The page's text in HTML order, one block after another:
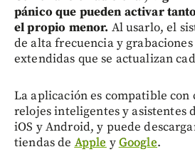
pánico que pueden activar
el propio menor. Al usarlo, el
de alta frecuencia y
extendidas que se actualizan
La aplicación es compatible
relojes inteligentes y asistentes
iOS y Android, y puede
tiendas deAppleyGoogle.